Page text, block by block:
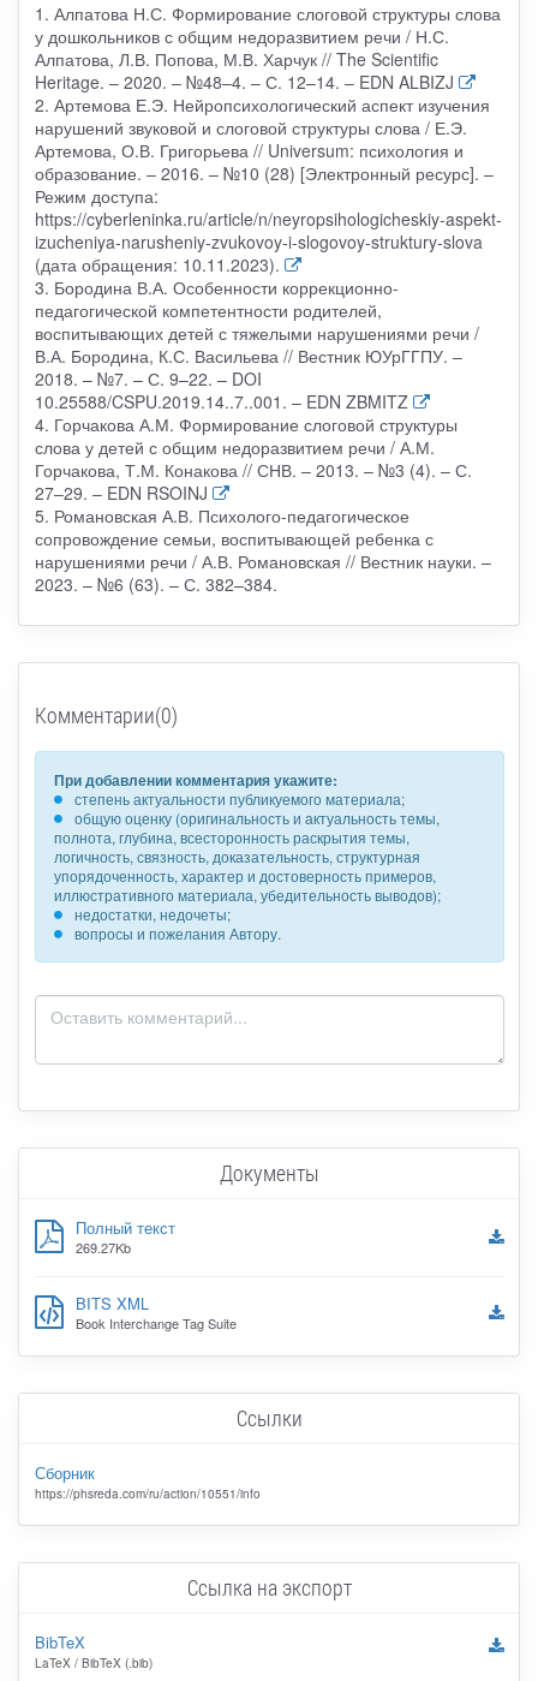
1. Алпатова Н.С. Формирование слоговой структуры слова
у дошкольников с общим недоразвитием речи / Н.С.
Алпатова, Л.В. Попова, М.В. Харчук // The Scientific
Heritage. – 2020. – №48–4. – С. 12–14. – EDN ALBIZJ
2. Артемова Е.Э. Нейропсихологический аспект изучения
нарушений звуковой и слоговой структуры слова / Е.Э.
Артемова, О.В. Григорьева // Universum: психология и
образование. – 2016. – №10 (28) [Электронный ресурс]. –
Режим доступа:
https://cyberleninka.ru/article/n/neyropsihologicheskiy-aspekt-
izucheniya-narusheniy-zvukovoy-i-slogovoy-struktury-slova
(дата обращения: 10.11.2023).
3. Бородина В.А. Особенности коррекционно-
педагогической компетентности родителей,
воспитывающих детей с тяжелыми нарушениями речи /
В.А. Бородина, К.С. Васильева // Вестник ЮУрГГПУ. –
2018. – №7. – С. 9–22. – DOI
10.25588/CSPU.2019.14..7..001. – EDN ZBMITZ
4. Горчакова А.М. Формирование слоговой структуры
слова у детей с общим недоразвитием речи / А.М.
Горчакова, Т.М. Конакова // СНВ. – 2013. – №3 (4). – С.
27–29. – EDN RSOINJ
5. Романовская А.В. Психолого-педагогическое
сопровождение семьи, воспитывающей ребенка с
нарушениями речи / А.В. Романовская // Вестник науки. –
2023. – №6 (63). – С. 382–384.
Комментарии(0)
При добавлении комментария укажите:
степень актуальности публикуемого материала;
общую оценку (оригинальность и актуальность темы,
полнота, глубина, всесторонность раскрытия темы,
логичность, связность, доказательность, структурная
упорядоченность, характер и достоверность примеров,
иллюстративного материала, убедительность выводов);
недостатки, недочеты;
вопросы и пожелания Автору.
Документы
Полный текст
269.27Kb
BITS XML
Book Interchange Tag Suite
Ссылки
Сборник
https://phsreda.com/ru/action/10551/info
Ссылка на экспорт
BibTeX
LaTeX / BibTeX (.bib)